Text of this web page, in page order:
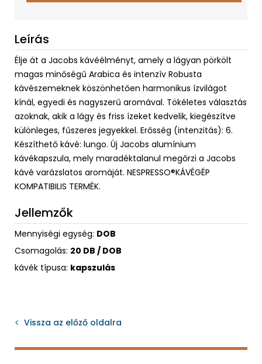
Leírás
Élje át a Jacobs kávéélményt, amely a lágyan pörkölt
magas minőségű Arabica és intenzív Robusta
kávészemeknek köszönhetően harmonikus ízvilágot
kínál, egyedi és nagyszerű aromával. Tökéletes választás
azoknak, akik a lágy és friss ízeket kedvelik, kiegészítve
különleges, fűszeres jegyekkel. Erősség (intenzitás): 6.
Készíthető kávé: lungo. Új Jacobs alumínium
kávékapszula, mely maradéktalanul megőrzi a Jacobs
kávé varázslatos aromáját. NESPRESSO®KÁVÉGÉP
KOMPATIBILIS TERMÉK.
Jellemzők
Mennyiségi egység: DOB
Csomagolás: 20 DB / DOB
kávék típusa: kapszulás
Vissza az előző oldalra